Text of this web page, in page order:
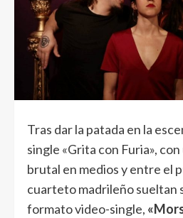
Tras dar la patada en la
single «Grita con Furia»,
brutal en medios y entre el
cuarteto madrileño sueltan
formato video-single,